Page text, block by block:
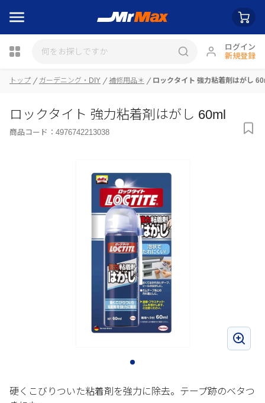
ログイン
新規登録
トップ ガーデニング・DIY 補修用品＊ ロックタイト 強力粘着剤はがし
ロックタイト 強力粘着剤はがし 60ml
商品コード： 4976742213038
硬くこびりついた粘着剤を強力に除去。テープ跡のベタつ